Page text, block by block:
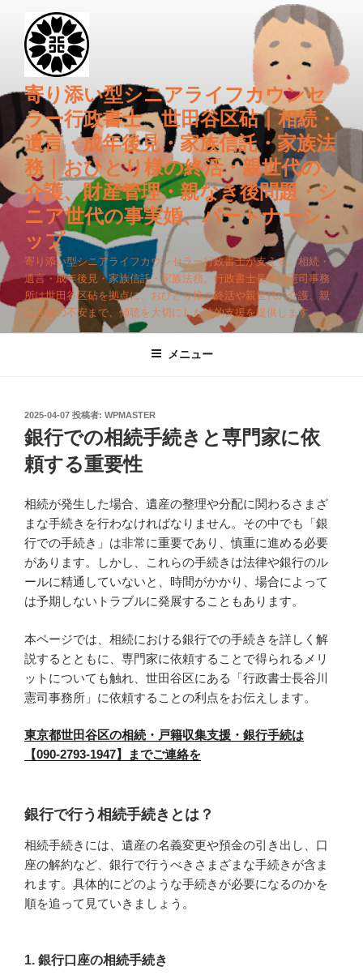
キ
プ
寄り添い型シニアライフカウンセ
ラー行政書士 世田谷区砧｜相続・
遺言・成年後見・家族信託・家族法
務｜おひとり様の終活・親世代の
介護、財産管理・親なき後問題・シ
ニア世代の事実婚、パートナーシ
ップ
寄り添い型シニアライフカウンセラー行政書士が支える、相続・
遺言・成年後見・家族信託・家族法務。行政書士長谷川憲司事務
所は世田谷区砧を拠点に、おひとり様の終活や親世代の介護、親
なき後の不安まで、傾聴を大切にした法的支援を提供します。
メニュー
投
稿
日:
2025-04-07 投稿者: WPMASTER
銀行での相続手続きと専門家に依
頼する重要性
相続が発生した場合、遺産の整理や分配に関わるさまざ
まな手続きを行わなければなりません。その中でも「銀
行での手続き」は非常に重要であり、慎重に進める必要
があります。しかし、これらの手続きは法律や銀行のル
ールに精通していないと、時間がかかり、場合によって
は予期しないトラブルに発展することもあります。
本ページでは、相続における銀行での手続きを詳しく解
説するとともに、専門家に依頼することで得られるメリ
ットについても触れ、世田谷区にある「行政書士長谷川
憲司事務所」に依頼することの利点をお伝えします。
東京都世田谷区の相続・戸籍収集支援・銀行手続は
【090-2793-1947】までご連絡を
銀行で行う相続手続きとは？
相続手続きには、遺産の名義変更や預金の引き出し、口
座の解約など、銀行で行うべきさまざまな手続きが含ま
れます。具体的にどのような手続きが必要になるのかを
順を追って見ていきましょう。
1. 銀行口座の相続手続き